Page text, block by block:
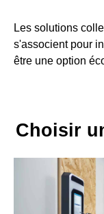
Les solutions
s'associent pour
être une option
Choisir